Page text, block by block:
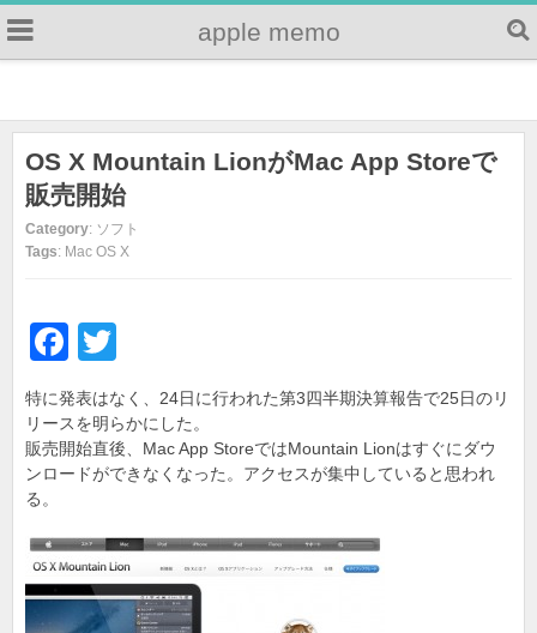
apple memo
OS X Mountain LionがMac App Storeで
販売開始
Category: ソフト
Tags: Mac OS X
F
a
c
e
b
o
o
k
wi
tt
er
特に発表はなく、24日に行われた第3四半期決算報告で25日のリ
リースを明らかにした。
販売開始直後、Mac App StoreではMountain Lionはすぐにダウ
ンロードができなくなった。アクセスが集中していると思われ
る。